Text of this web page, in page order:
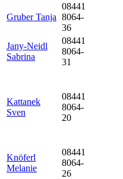
Gruber Tanja
08441
8064-
36
Jany-Neidl
Sabrina
08441
8064-
31
Kattanek
Sven
08441
8064-
20
Knöferl
Melanie
08441
8064-
26